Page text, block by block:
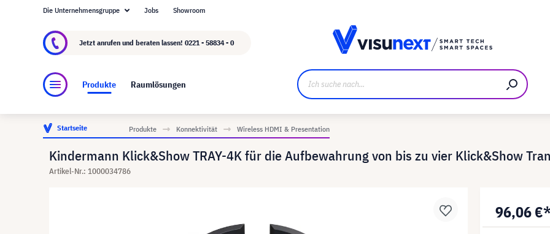
Über visunext.de
Die Unternehmensgruppe Jobs Showroom
Jetzt anrufen und beraten lassen! 0221 - 58834 - 0
Produkte Raumlösungen
Startseite Produkte Konnektivität Wireless HDMI & Presentation
Kindermann Klick&Show TRAY-4K für die Aufbewahrung von bis zu vier Klick&Show
Artikel-Nr.: 1000034786
96,06